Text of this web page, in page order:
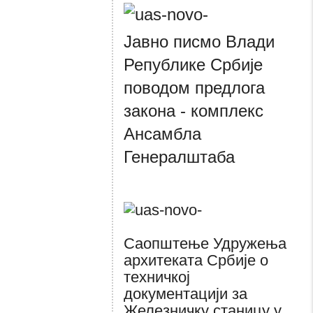
Јавно писмо Влади
Републике Србије
поводом предлога
закона - комплекс
Ансамбла
Генералштаба
Саопштење Удружења
архитеката Србије о
техничкој
документацији за